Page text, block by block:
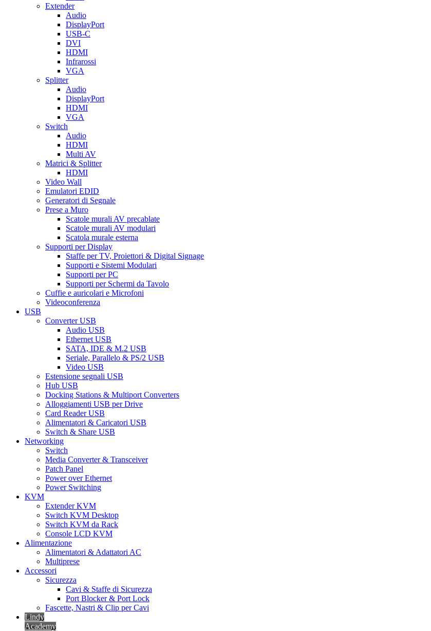
Extender
Audio
DisplayPort
USB-C
DVI
HDMI
Infrarossi
VGA
Splitter
Audio
DisplayPort
HDMI
VGA
Switch
Audio
HDMI
Multi AV
Matrici & Splitter
HDMI
Video Wall
Emulatori EDID
Generatori di Segnale
Prese a Muro
Scatole murali AV precablate
Scatole murali AV modulari
Scatola murale esterna
Supporti per Display
Staffe per TV, Proiettori & Digital Signage
Supporti e Sistemi Modulari
Supporti per PC
Supporti per Schermi da Tavolo
Cuffie e auricolari e Microfoni
Videoconferenza
USB
Converter USB
Audio USB
Ethernet USB
SATA, IDE & M.2 USB
Seriale, Parallelo & PS/2 USB
Video USB
Estensione segnali USB
Hub USB
Docking Stations & Multiport Converters
Alloggiamenti USB per Drive
Card Reader USB
Alimentatori & Caricatori USB
Switch & Share USB
Networking
Switch
Media Converter & Transceiver
Patch Panel
Power over Ethernet
Power Switching
KVM
Extender KVM
Switch KVM Desktop
Switch KVM da Rack
Console LCD KVM
Alimentazione
Alimentatori & Adattatori AC
Multiprese
Accessori
Sicurezza
Cavi & Staffe di Sicurezza
Port Blocker & Port Lock
Fascette, Nastri & Clip per Cavi
Lindy
Academy